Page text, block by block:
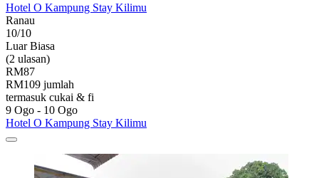
Hotel O Kampung Stay Kilimu
Ranau
10/10
Luar Biasa
(2 ulasan)
RM87
RM109 jumlah
termasuk cukai & fi
9 Ogo - 10 Ogo
Hotel O Kampung Stay Kilimu